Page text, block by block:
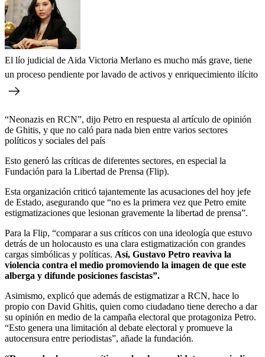
El lío judicial de Aida Victoria Merlano es mucho más grave, tiene
un proceso pendiente por lavado de activos y enriquecimiento ilícito
“Neonazis en RCN”, dijo Petro en respuesta al artículo de opinión
de Ghitis, y que no caló para nada bien entre varios sectores
políticos y sociales del país
Esto generó las críticas de diferentes sectores, en especial la
Fundación para la Libertad de Prensa (Flip).
Esta organización criticó tajantemente las acusaciones del hoy jefe
de Estado, asegurando que “no es la primera vez que Petro emite
estigmatizaciones que lesionan gravemente la libertad de prensa”.
Para la Flip, “comparar a sus críticos con una ideología que estuvo
detrás de un holocausto es una clara estigmatización con grandes
cargas simbólicas y políticas. Así, Gustavo Petro reaviva la
violencia contra el medio promoviendo la imagen de que este
alberga y difunde posiciones fascistas”.
Asimismo, explicó que además de estigmatizar a RCN, hace lo
propio con David Ghitis, quien como ciudadano tiene derecho a dar
su opinión en medio de la campaña electoral que protagoniza Petro.
“Esto genera una limitación al debate electoral y promueve la
autocensura entre periodistas”, añade la fundación.